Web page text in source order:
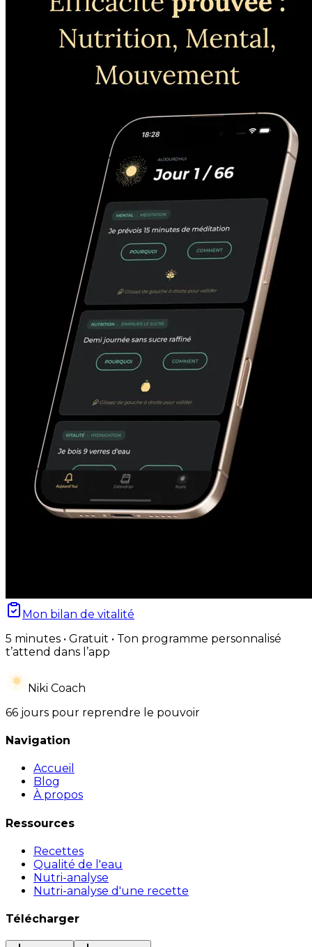
Mon bilan de vitalité
5 minutes • Gratuit • Ton programme personnalisé
t’attend dans l’app
Niki Coach
66 jours pour reprendre le pouvoir
Navigation
Accueil
Blog
À propos
Ressources
Recettes
Qualité de l'eau
Nutri-analyse
Nutri-analyse d'une recette
Télécharger